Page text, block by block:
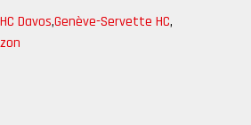
HC Davos,Genève-Servette HC,